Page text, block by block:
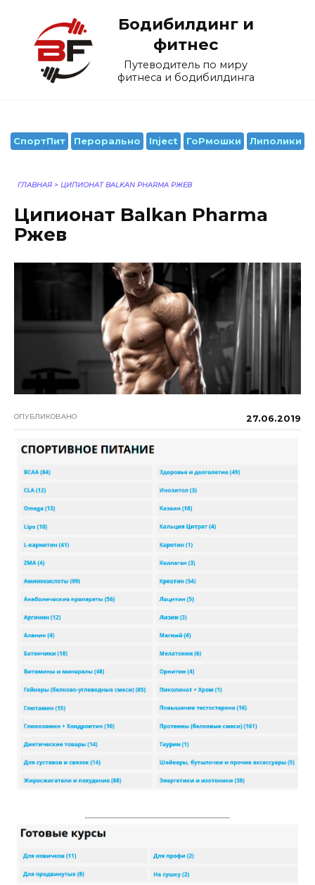
содержанию
Бодибилдинг и
фитнес
Путеводитель по миру
фитнеса и бодибилдинга
СпортПит Перорально Inject ГоРмошки Липолики
ГЛАВНАЯ > ЦИПИОНАТ BALKAN PHARMA РЖЕВ
Ципионат Balkan Pharma
Ржев
ОПУБЛИКОВАНО 27.06.2019